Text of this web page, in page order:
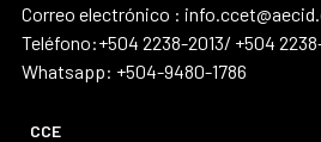
Correo electrónico :
Teléfono:+504 2238-2013/ +504
Whatsapp: +504-9480-1786
CCE